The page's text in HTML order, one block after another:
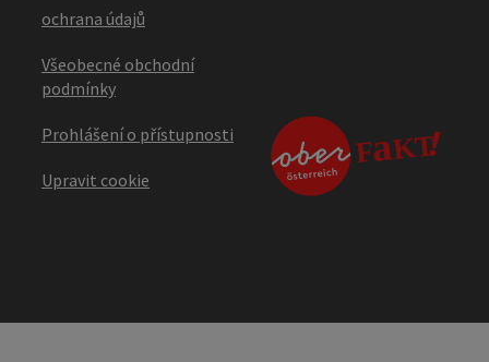
ochrana údajů
Všeobecné obchodní
podmínky
Prohlášení o přístupnosti
Upravit cookie